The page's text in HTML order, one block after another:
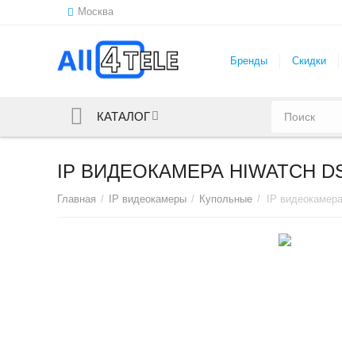
Москва
Бренды Скидки
КАТАЛОГ
IP ВИДЕОКАМЕРА HIWATCH
Главная / IP видеокамеры / Купольные / IP